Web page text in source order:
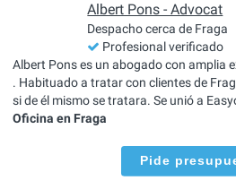
Albert Pons - Advocat
Despacho cerca de Fraga
Profesional verificado
Albert Pons es un abogado con amplia
. Habituado a tratar con clientes de
si de él mismo se tratara. Se unió a
Oficina en Fraga
Pide